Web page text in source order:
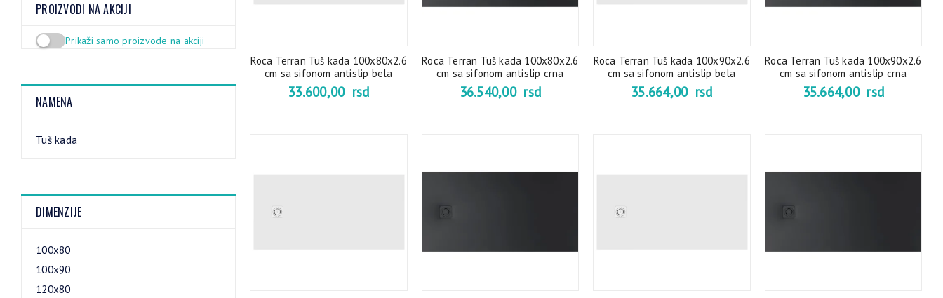
PROIZVODI NA AKCIJI
Prikaži samo proizvode na akciji
NAMENA
Tuš kada
DIMENZIJE
100x80
100x90
120x80
Roca Terran Tuš kada 100x80x2.6
cm sa sifonom antislip bela
33.600,00 rsd
Roca Terran Tuš kada 100x80x2.6
cm sa sifonom antislip crna
36.540,00 rsd
Roca Terran Tuš kada 100x90x2.6
cm sa sifonom antislip bela
35.664,00 rsd
Roca Terran Tuš kada 100x90x2.6
cm sa sifonom antislip crna
35.664,00 rsd